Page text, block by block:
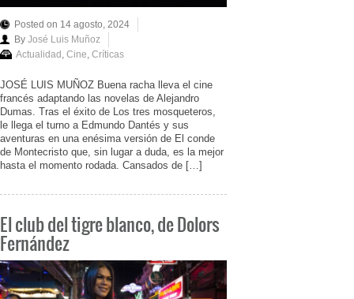
Posted on 14 agosto, 2024
By José Luis Muñoz
Actualidad , Cine, Críticas
JOSÉ LUIS MUÑOZ Buena racha lleva el cine
francés adaptando las novelas de Alejandro
Dumas. Tras el éxito de Los tres mosqueteros,
le llega el turno a Edmundo Dantés y sus
aventuras en una enésima versión de El conde
de Montecristo que, sin lugar a duda, es la mejor
hasta el momento rodada. Cansados de […]
El club del tigre blanco, de Dolors
Fernández